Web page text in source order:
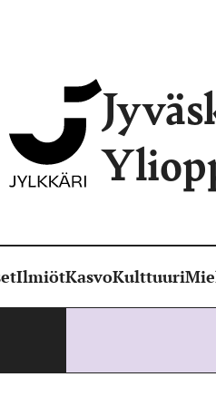
IlmiötKasvoKulttuuri